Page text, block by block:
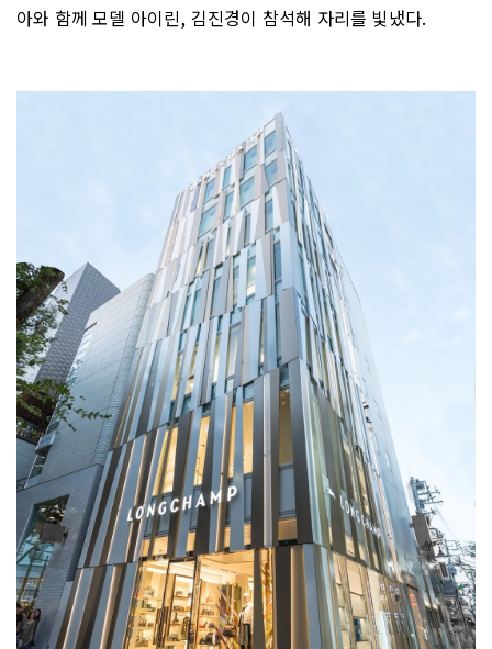
아와 함께 모델 아이린, 김진경이 참석해 자리를 빛냈다.